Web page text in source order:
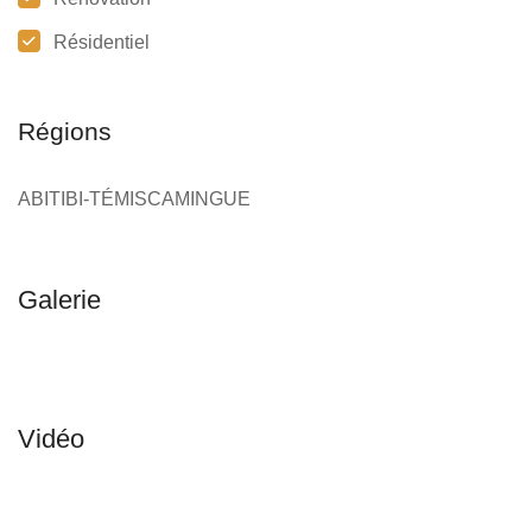
Résidentiel
Régions
ABITIBI-TÉMISCAMINGUE